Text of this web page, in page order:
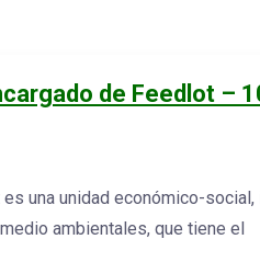
de Feedlot –
es una unidad económico-
ambientales, que tiene el